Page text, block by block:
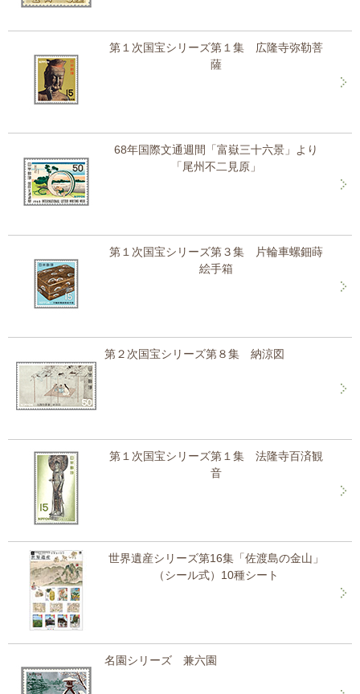
第１次国宝シリーズ第１集 広隆寺弥勒菩
薩
68年国際文通週間「富嶽三十六景」より
「尾州不二見原」
第１次国宝シリーズ第３集 片輪車螺鈿蒔
絵手箱
第２次国宝シリーズ第８集 納涼図
第１次国宝シリーズ第１集 法隆寺百済観
音
世界遺産シリーズ第16集「佐渡島の金山」
（シール式）10種シート
名園シリーズ 兼六園